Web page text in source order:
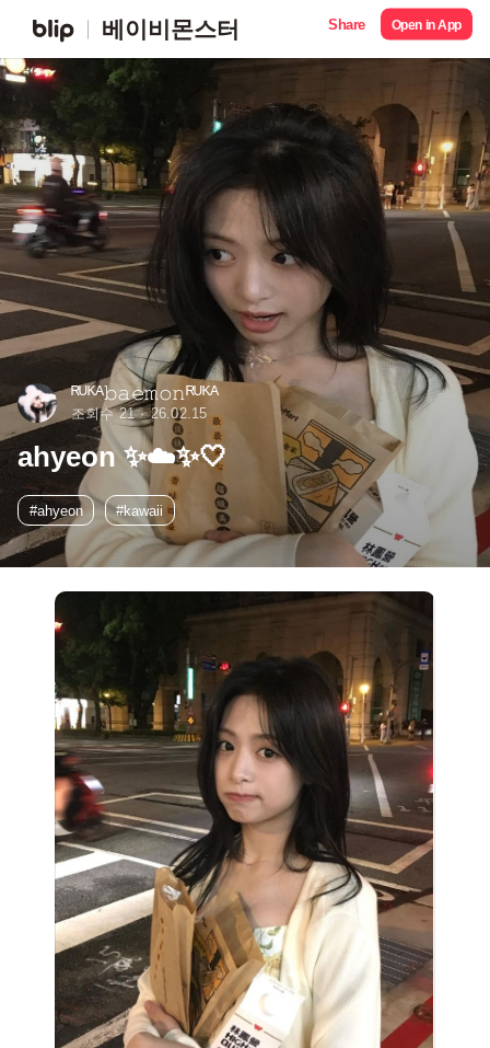
베이비몬스터 Share Open in App
ᴿᵁᴷᴬ𝚋𝚊𝚎𝚖𝚘𝚗ᴿᵁᴷᴬ
조회수 21 26.02.15
ahyeon ✨️☁️✨️🤍
#ahyeon #kawaii